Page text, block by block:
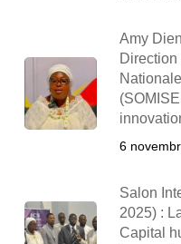
Amy
6
Salon
2025) :
Capital